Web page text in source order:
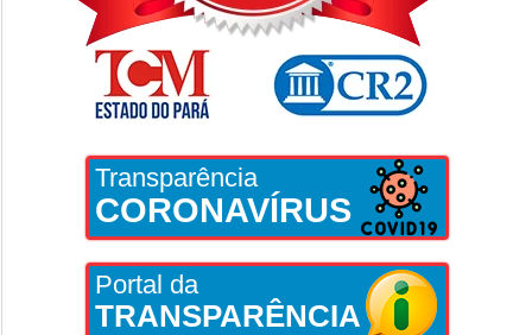
Transparência
CORONAVÍRUS
Portal da
TRANSPARÊNCIA